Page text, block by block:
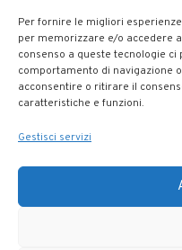
Per fornire le migliori
per memorizzare e/o accedere
consenso a queste tecnologie
comportamento di navigazione
acconsentire o ritirare il
caratteristiche e funzioni.
Gestisci servizi
BERGAMO TRASPORTI
dedite al trasporto